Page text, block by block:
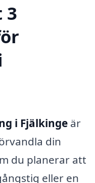
3
i Fjälkinge är
din
du planerar att
eller en